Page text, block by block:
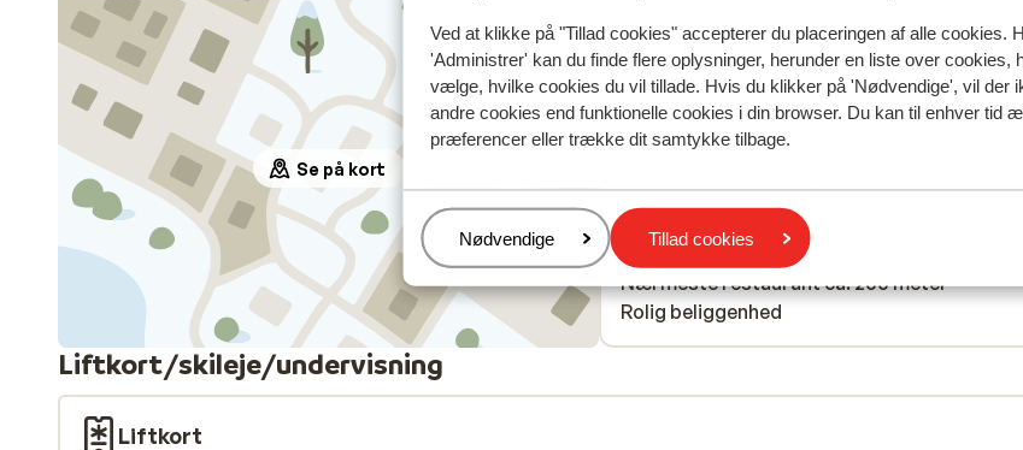
Ved at klikke på "Tillad cookies" accepterer du placeringen af alle cookies.
'Administrer' kan du finde flere oplysninger, herunder en liste over cookies,
vælge, hvilke cookies du vil tillade. Hvis du klikker på 'Nødvendige', vil der
andre cookies end funktionelle cookies i din browser. Du kan til enhver tid
præferencer eller trække dit samtykke tilbage.
Administrer
Nødvendige Tillad cookies
Se på kort
I området
Afstand til centrum: ca. 200 meter
Afstand til lufthavn
Afstand til skipiste ca. 300 meter
Afstand til busstoppested til skilift ca. 200
Afstand til skilift ca. 300 meter
Afstand til nærmeste butikker ca. 200 meter
Afstand til nærmeste kiosk ca. 200 meter
Nærmeste restaurant ca. 200 meter
Rolig beliggenhed
Liftkort/skileje/undervisning
Liftkort